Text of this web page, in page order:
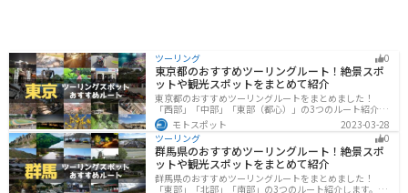
ツーリング 0
東京都のおすすめツーリングルート！絶景スポ
ットや観光スポットをまとめて紹介
東京都のおすすめツーリングルートをまとめました！
「西部」「中部」「東部（都心）」の3つのルート紹介し
ます。西に行けば奥多摩の自然、東に行けば都心スポッ
トと、自然も街も楽しめるスポットが多数あります。バ
イクで東京都にツーリングに行く際は参考にしてくださ
い。
モトスポット
2023-03-28
ツーリング
0
群馬県のおすすめツーリングルート！絶景スポ
ットや観光スポットをまとめて紹介
群馬県のおすすめツーリングルートをまとめました！
「東部」「北部」「南部」の3つのルート紹介します。草